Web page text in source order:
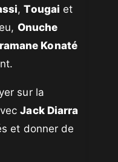
,Tougai et
Onuche
Konaté
sur la
Jack Diarra
et donner de